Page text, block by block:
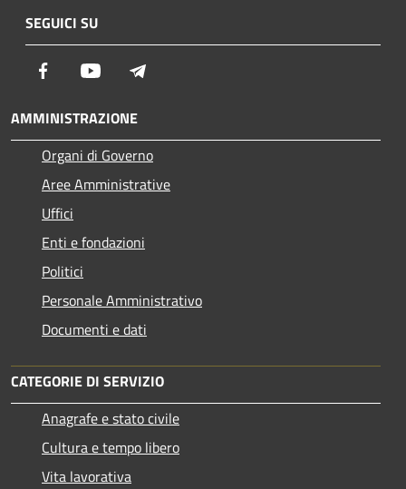
SEGUICI SU
Facebook Youtube
AMMINISTRAZIONE
Organi di Governo
Aree Amministrative
Uffici
Enti e fondazioni
Politici
Personale Amministrativo
Documenti e dati
CATEGORIE DI SERVIZIO
Anagrafe e stato civile
Cultura e tempo libero
Vita lavorativa